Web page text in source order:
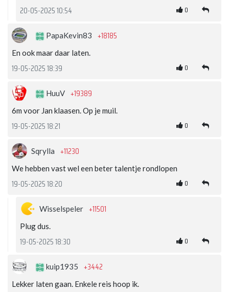
20-05-2025 10:54 0
PapaKevin83 +18185
En ook maar daar laten.
19-05-2025 18:39 0
HuuV +19389
6m voor Jan klaasen. Op je muil.
19-05-2025 18:21 0
Sqrylla +11230
We hebben vast wel een beter talentje rondlopen
19-05-2025 18:20 0
Wisselspeler +11501
Plug dus.
19-05-2025 18:30 0
kuip1935 +3442
Lekker laten gaan. Enkele reis hoop ik.